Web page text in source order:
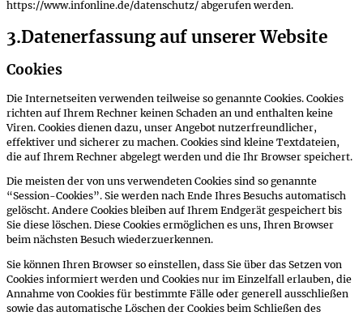
https://www.infonline.de/datenschutz/ abgerufen werden.
3.Datenerfassung auf unserer Website
Cookies
Die Internetseiten verwenden teilweise so genannte Cookies. Cookies
richten auf Ihrem Rechner keinen Schaden an und enthalten keine
Viren. Cookies dienen dazu, unser Angebot nutzerfreundlicher,
effektiver und sicherer zu machen. Cookies sind kleine Textdateien,
die auf Ihrem Rechner abgelegt werden und die Ihr Browser speichert.
Die meisten der von uns verwendeten Cookies sind so genannte
“Session-Cookies”. Sie werden nach Ende Ihres Besuchs automatisch
gelöscht. Andere Cookies bleiben auf Ihrem Endgerät gespeichert bis
Sie diese löschen. Diese Cookies ermöglichen es uns, Ihren Browser
beim nächsten Besuch wiederzuerkennen.
Sie können Ihren Browser so einstellen, dass Sie über das Setzen von
Cookies informiert werden und Cookies nur im Einzelfall erlauben, die
Annahme von Cookies für bestimmte Fälle oder generell ausschließen
sowie das automatische Löschen der Cookies beim Schließen des